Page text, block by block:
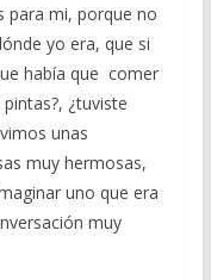
para mi, porque no
yo era, que si
había que comer
¿tuviste
unas
muy hermosas,
uno que era
muy